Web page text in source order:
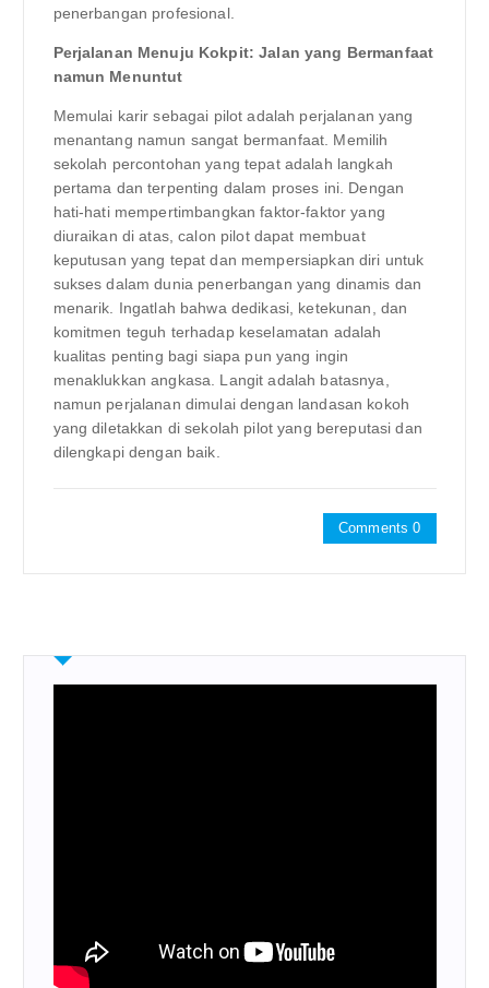
penerbangan profesional.
Perjalanan Menuju Kokpit: Jalan yang Bermanfaat
namun Menuntut
Memulai karir sebagai pilot adalah perjalanan yang
menantang namun sangat bermanfaat. Memilih
sekolah percontohan yang tepat adalah langkah
pertama dan terpenting dalam proses ini. Dengan
hati-hati mempertimbangkan faktor-faktor yang
diuraikan di atas, calon pilot dapat membuat
keputusan yang tepat dan mempersiapkan diri untuk
sukses dalam dunia penerbangan yang dinamis dan
menarik. Ingatlah bahwa dedikasi, ketekunan, dan
komitmen teguh terhadap keselamatan adalah
kualitas penting bagi siapa pun yang ingin
menaklukkan angkasa. Langit adalah batasnya,
namun perjalanan dimulai dengan landasan kokoh
yang diletakkan di sekolah pilot yang bereputasi dan
dilengkapi dengan baik.
Comments 0